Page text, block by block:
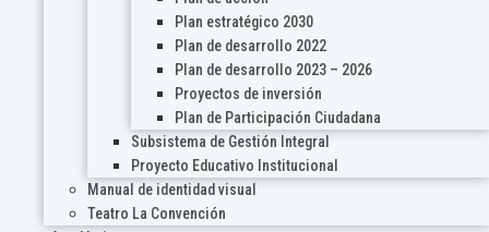
Plan estratégico 2030
Plan de desarrollo 2022
Plan de desarrollo 2023 – 2026
Proyectos de inversión
Plan de Participación Ciudadana
Subsistema de Gestión Integral
Proyecto Educativo Institucional
Manual de identidad visual
Teatro La Convención